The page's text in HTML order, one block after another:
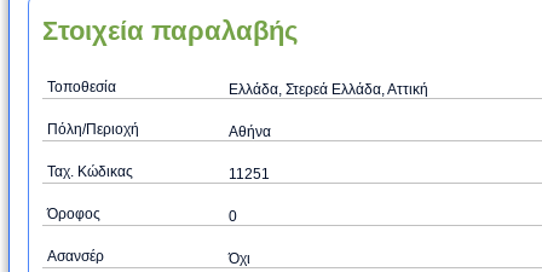
Στοιχεία παραλαβής
Τοποθεσία Ελλάδα, Στερεά Ελλάδα, Αττική
Πόλη/Περιοχή Αθήνα
Ταχ. Κώδικας 11251
Όροφος 0
Ασανσέρ
Όχι